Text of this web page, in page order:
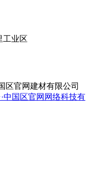
工业区
区官网建材有限公司
中国区官网网络科技有